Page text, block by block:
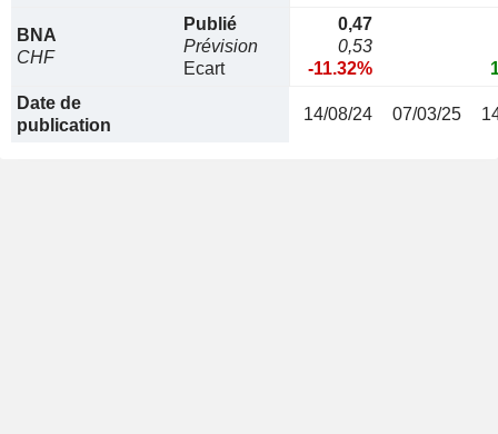
BNA
CHF
Publié
Prévision
Ecart
0,47
0,53
-11.32%
Date de
publication
14/08/24 07/03/25